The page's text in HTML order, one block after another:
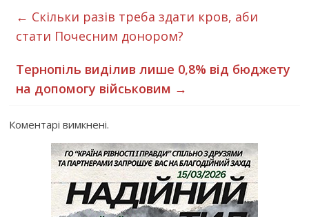
← Скільки разів треба здати кров, аби
стати Почесним донором?
Тернопіль виділив лише 0,8% від бюджету
на допомогу військовим →
Коментарі вимкнені.